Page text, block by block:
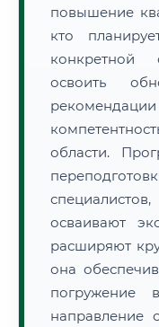
повышение
кто
конкретной
освоить
области.
осваивают
расширяют
она
погружение
направление